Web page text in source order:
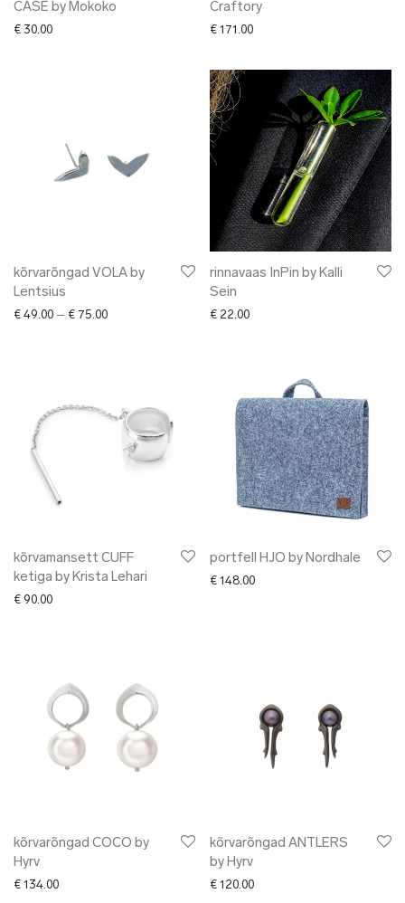
CASE by Mokoko
€ 30.00
Craftory
€ 171.00
kõrvarõngad VOLA by
Lentsius
€ 49.00 – € 75.00Price range: € 49.00 through € 75.00
rinnavaas InPin by Kalli
Sein
€ 22.00
kõrvamansett CUFF
ketiga by Krista Lehari
€ 90.00
portfell HJO by Nordhale
€ 148.00
kõrvarõngad COCO by
Hyrv
€ 134.00
kõrvarõngad ANTLERS
by Hyrv
€ 120.00